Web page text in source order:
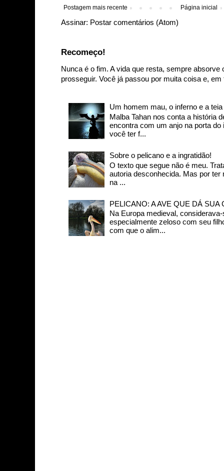
Postagem mais recente Página inicial
Assinar: Postar comentários (Atom)
Recomeço!
Nunca é o fim. A vida que resta, sempre
prosseguir. Você já passou por muita coisa e,
Um homem mau, o inferno e a
Malba Tahan nos conta a história
encontra com um anjo na porta do
você ter f...
Sobre o pelicano e a ingratidão!
O texto que segue não é meu.
autoria desconhecida. Mas por
na ...
PELICANO: A AVE QUE DÁ SUA
Na Europa medieval,
especialmente zeloso com seu
com que o alim...